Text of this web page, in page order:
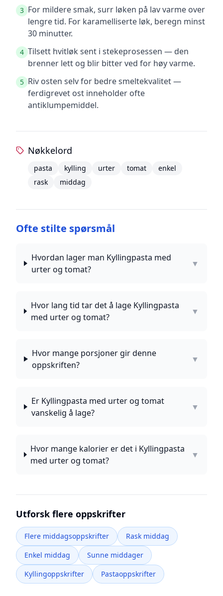
3 For mildere smak, surr løken på lav varme over
lengre tid. For karamelliserte løk, beregn minst
30 minutter.
4 Tilsett hvitløk sent i stekeprosessen — den
brenner lett og blir bitter ved for høy varme.
5 Riv osten selv for bedre smeltekvalitet —
ferdigrevet ost inneholder ofte
antiklumpemiddel.
Nøkkelord
pasta kylling urter tomat
enkel
rask
middag
Ofte stilte spørsmål
Hvordan lager man Kyllingpasta med
urter og tomat?
▼
Hvor lang tid tar det å lage Kyllingpasta
med urter og tomat?
▼
Hvor mange porsjoner gir denne
oppskriften?
▼
Er Kyllingpasta med urter og tomat
vanskelig å lage?
▼
Hvor mange kalorier er det i Kyllingpasta
med urter og tomat?
▼
Utforsk flere oppskrifter
Flere middagsoppskrifter
Rask middag
Enkel middag
Sunne middager
Kyllingoppskrifter
Pastaoppskrifter